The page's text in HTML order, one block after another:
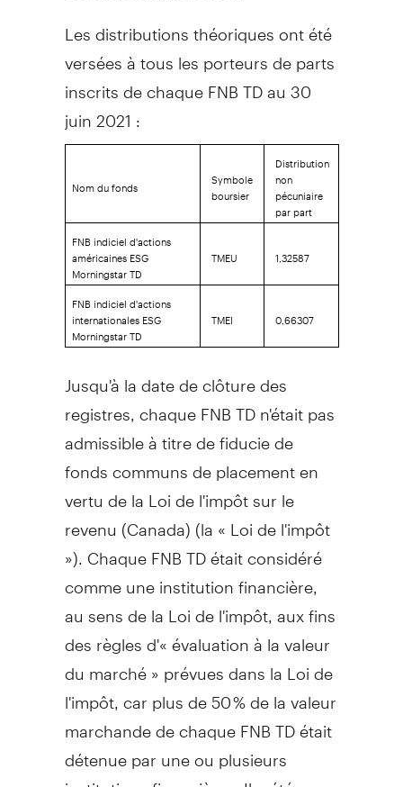
Les distributions théoriques ont été
versées à tous les porteurs de parts
inscrits de chaque FNB TD au 30
juin 2021 :
Nom du fonds Symbole
boursier
Distribution
non
pécuniaire
par part
FNB indiciel d'actions
américaines ESG
Morningstar TD
TMEU 1,32587
FNB indiciel d'actions
internationales ESG
Morningstar TD
TMEI 0,66307
Jusqu'à la date de clôture des
registres, chaque FNB TD n'était pas
admissible à titre de fiducie de
fonds communs de placement en
vertu de laLoi del'impôt sur le
revenu (Canada) (la « Loi de l'impôt
»). Chaque FNB TD était considéré
comme une institution financière,
au sens de laLoi del'impôt, aux fins
des règles d'« évaluation à la valeur
du marché » prévues dans laLoi de
l'impôt, car plus de 50 % de la valeur
marchande de chaque FNB TD était
détenue par une ou plusieurs